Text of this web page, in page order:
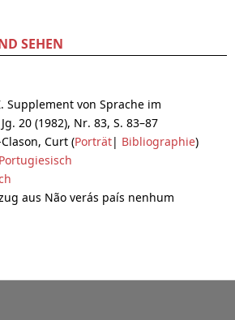
SEHEN
Supplement von Sprache im
20 (1982), Nr. 83, S. 83–87
Curt (Porträt| Bibliographie)
Portugiesisch
aus Não verás país nenhum